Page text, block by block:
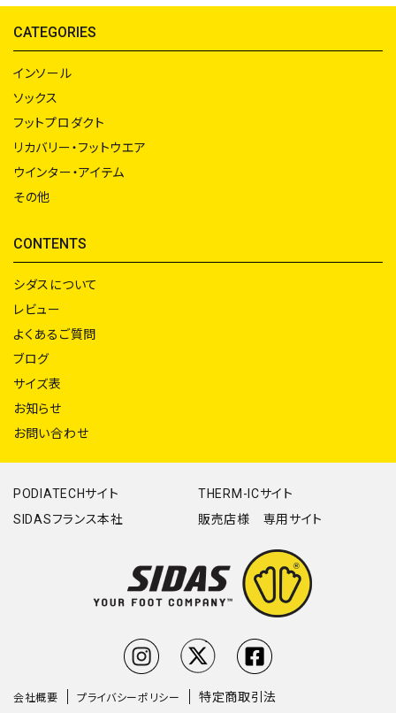
CATEGORIES
インソール
ソックス
フットプロダクト
リカバリー・フットウエア
ウインター・アイテム
その他
CONTENTS
シダスについて
レビュー
よくあるご質問
ブログ
サイズ表
お知らせ
お問い合わせ
PODIATECHサイト
THERM-ICサイト
SIDASフランス本社
販売店様 専用サイト
会社概要 プライバシーポリシー 特定商取引法